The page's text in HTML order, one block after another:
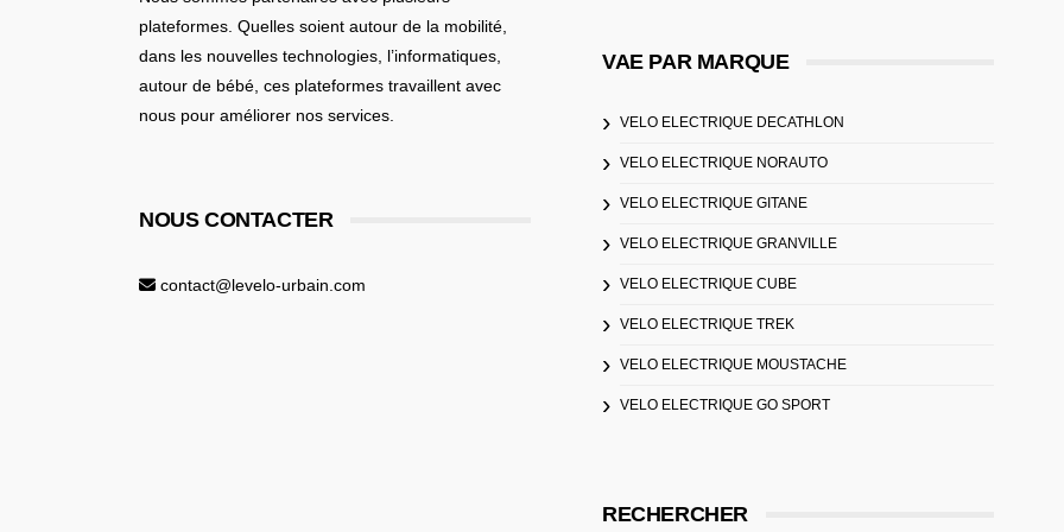
plateformes. Quelles soient autour de la mobilité
dans les nouvelles technologies, l’informatiques,
autour de bébé , ces plateformes travaillent avec
nous pour améliorer nos services.
NOUS CONTACTER
contact@levelo-urbain.com
VAE PAR MARQUE
VELO ELECTRIQUE DECATHLON
VELO ELECTRIQUE NORAUTO
VELO ELECTRIQUE GITANE
VELO ELECTRIQUE GRANVILLE
VELO ELECTRIQUE CUBE
VELO ELECTRIQUE TREK
VELO ELECTRIQUE MOUSTACHE
VELO ELECTRIQUE GO SPORT
RECHERCHER